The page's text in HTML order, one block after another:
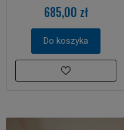
685,00 zł
Do koszyka